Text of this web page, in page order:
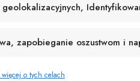
geolokalizacyjnych,
zapobieganie oszustwom i
więcej o tych celach